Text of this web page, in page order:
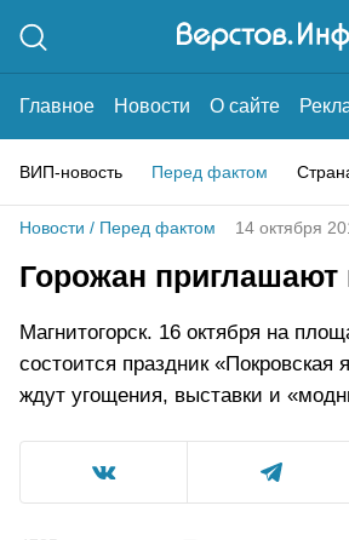
Главное Новости О сайте
ВИП-новость Перед фактом
Новости / Перед фактом 14 октября
Горожан приглашают
Магнитогорск. 16 октября на
состоится праздник «Покровская
ждут угощения, выставки и